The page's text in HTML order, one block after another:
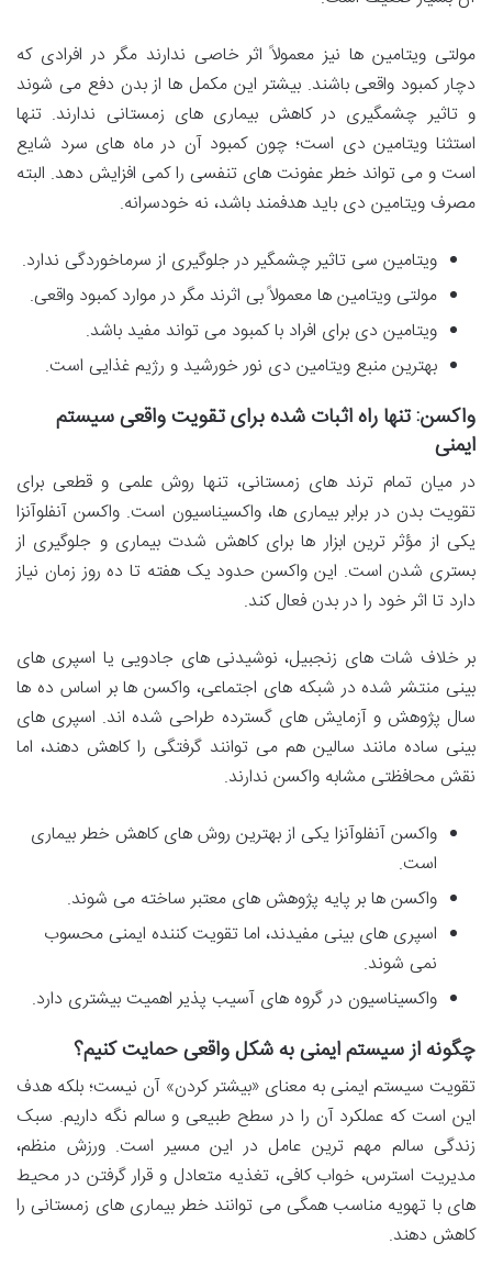
مولتی ویتامین ها نیز معمولاً اثر خاصی ندارند مگر در افرادی که
دچار کمبود واقعی باشند. بیشتر این مکمل ها از بدن دفع می شوند
و تاثیر چشمگیری در کاهش بیماری های زمستانی ندارند. تنها
استثنا ویتامین دی است؛ چون کمبود آن در ماه های سرد شایع
است و می تواند خطر عفونت های تنفسی را کمی افزایش دهد. البته
مصرف ویتامین دی باید هدفمند باشد، نه خودسرانه.
ویتامین سی تاثیر چشمگیر در جلوگیری از سرماخوردگی ندارد.
مولتی ویتامین ها معمولاً بی اثرند مگر در موارد کمبود واقعی.
ویتامین دی برای افراد با کمبود می تواند مفید باشد.
بهترین منبع ویتامین دی نور خورشید و رژیم غذایی است.
واکسن: تنها راه اثبات شده برای تقویت واقعی سیستم
ایمنی
در میان تمام ترند های زمستانی، تنها روش علمی و قطعی برای
تقویت بدن در برابر بیماری ها، واکسیناسیون است. واکسن آنفلوآنزا
یکی از مؤثر ترین ابزار ها برای کاهش شدت بیماری و جلوگیری از
بستری شدن است. این واکسن حدود یک هفته تا ده روز زمان نیاز
دارد تا اثر خود را در بدن فعال کند.
بر خلاف شات های زنجبیل، نوشیدنی های جادویی یا اسپری های
بینی منتشر شده در شبکه های اجتماعی، واکسن ها بر اساس ده ها
سال پژوهش و آزمایش های گسترده طراحی شده اند. اسپری های
بینی ساده مانند سالین هم می توانند گرفتگی را کاهش دهند، اما
نقش محافظتی مشابه واکسن ندارند.
واکسن آنفلوآنزا یکی از بهترین روش های کاهش خطر بیماری
است.
واکسن ها بر پایه پژوهش های معتبر ساخته می شوند.
اسپری های بینی مفیدند، اما تقویت کننده ایمنی محسوب
نمی شوند.
واکسیناسیون در گروه های آسیب پذیر اهمیت بیشتری دارد.
چگونه از سیستم ایمنی به شکل واقعی حمایت کنیم؟
تقویت سیستم ایمنی به معنای «بیشتر کردن» آن نیست؛ بلکه هدف
این است که عملکرد آن را در سطح طبیعی و سالم نگه داریم. سبک
زندگی سالم مهم ترین عامل در این مسیر است. ورزش منظم،
مدیریت استرس، خواب کافی، تغذیه متعادل و قرار گرفتن در محیط
های با تهویه مناسب همگی می توانند خطر بیماری های زمستانی را
کاهش دهند.